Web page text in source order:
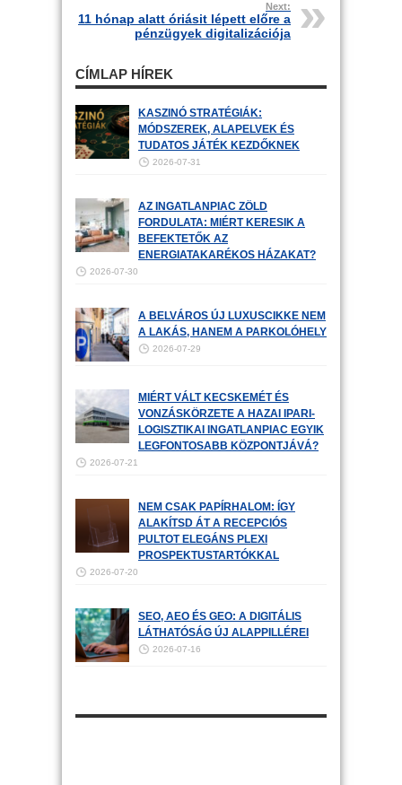
Next:
11 hónap alatt óriásit lépett előre a
pénzügyek digitalizációja
CÍMLAP HÍREK
KASZINÓ STRATÉGIÁK:
MÓDSZEREK, ALAPELVEK ÉS
TUDATOS JÁTÉK KEZDŐKNEK
2026-07-31
AZ INGATLANPIAC ZÖLD
FORDULATA: MIÉRT KERESIK A
BEFEKTETŐK AZ
ENERGIATAKARÉKOS HÁZAKAT?
2026-07-30
A BELVÁROS ÚJ LUXUSCIKKE NEM
A LAKÁS, HANEM A PARKOLÓHELY
2026-07-29
MIÉRT VÁLT KECSKEMÉT ÉS
VONZÁSKÖRZETE A HAZAI IPARI-
LOGISZTIKAI INGATLANPIAC EGYIK
LEGFONTOSABB KÖZPONTJÁVÁ?
2026-07-21
NEM CSAK PAPÍRHALOM: ÍGY
ALAKÍTSD ÁT A RECEPCIÓS
PULTOT ELEGÁNS PLEXI
PROSPEKTUSTARTÓKKAL
2026-07-20
SEO, AEO ÉS GEO: A DIGITÁLIS
LÁTHATÓSÁG ÚJ ALAPPILLÉREI
2026-07-16